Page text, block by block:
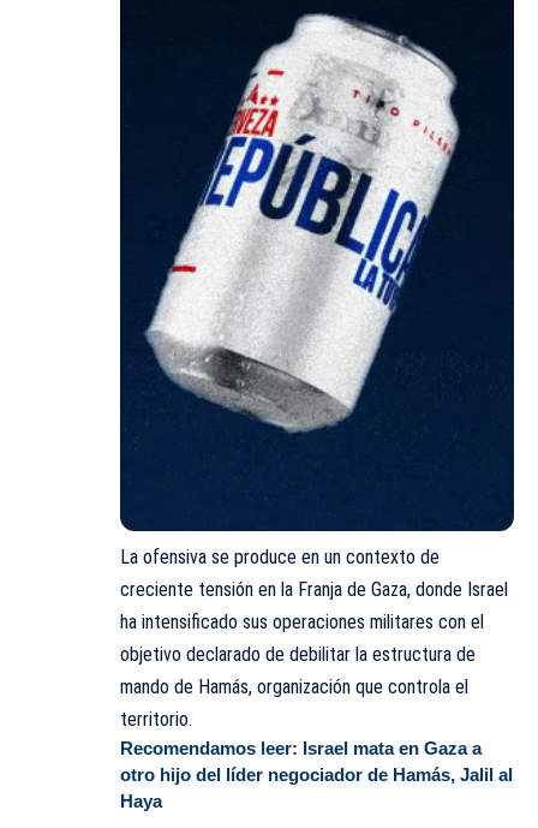
La ofensiva se produce en un contexto de
creciente tensión en la Franja de Gaza, donde Israel
ha intensificado sus operaciones militares con el
objetivo declarado de debilitar la estructura de
mando de Hamás, organización que controla el
territorio.
Recomendamos leer: Israel mata en Gaza a
otro hijo del líder negociador de Hamás, Jalil al
Haya